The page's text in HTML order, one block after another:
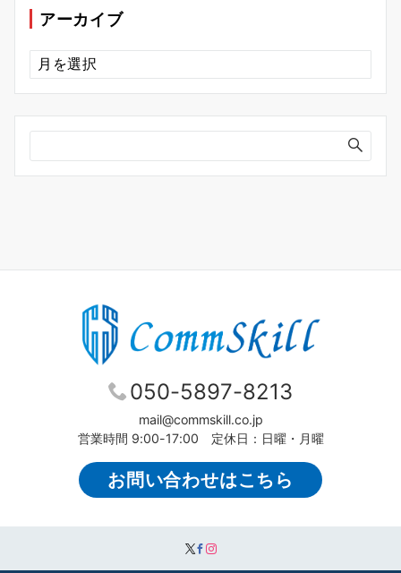
ー
アーカイブ
ア
ー
カ
ブ
050-5897-8213
mail@commskill.co.jp
営業時間 9:00-17:00 定休日：日曜・月曜
お問い合わせはこちら